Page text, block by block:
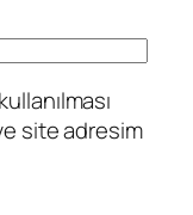
site adresim